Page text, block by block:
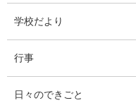
ー
ー
学校だより
ー
数
行事エ
リ
件
日々のできごと